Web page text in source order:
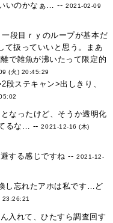
いのかなぁ… --2021-02-09
段目ｒｙのループが基本だ
て扱っていいと思う。まあ
で雑魚が沸いたって限定的
(火) 20:45:29
段ステキャン>出しきり、
なったけど、そうか透明化
てるな… --2021-12-16 (木)
する感じですね -- 2021-12-
し忘れたアホは私です…ど
23:26:21
入れて、ひたすら調査回す